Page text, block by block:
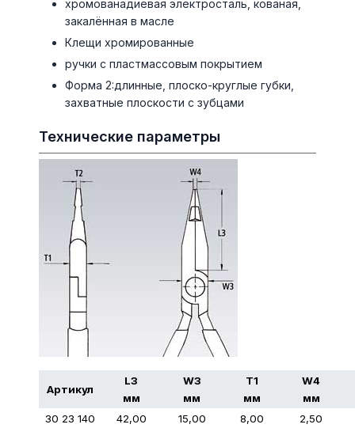
хромованадиевая электросталь, кованая,
закалённая в масле
Клещи хромированные
ручки с пластмассовым покрытием
Форма 2:длинные, плоско-круглые губки,
захватные плоскости с зубцами
Технические параметры
Артикул
L3
мм
W3
мм
T1
мм
W4
мм
30 23 140
42,00 15,00 8,00 2,50